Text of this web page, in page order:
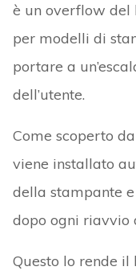
è un overflow
per modelli di
portare a
dell’utente.
Come scoperto
viene installato
della stampante
dopo ogni riavvio
Questo lo rende